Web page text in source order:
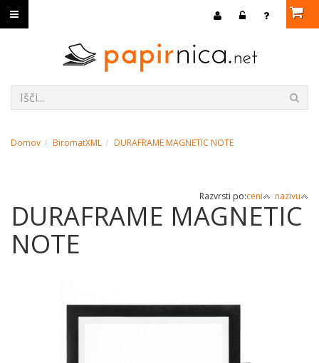
Domov BiromatXML DURAFRAME MAGNETIC NOTE
Razvrsti po:ceni nazivu
DURAFRAME MAGNETIC
NOTE